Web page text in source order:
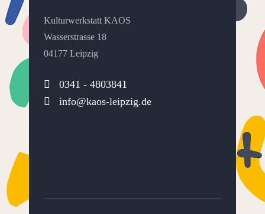
Kulturwerkstatt KAOS
Wasserstrasse 18
04177 Leipzig
0341 - 4803841
info@kaos-leipzig.de